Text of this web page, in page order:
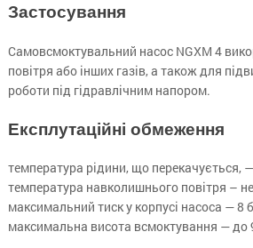
Застосування
Самовсмоктувальний насос NGXM 4
повітря або інших газів, а також для
роботи під гідравлічним напором.
Експлутаційні обмеження
температура рідини, що перекачується,
температура навколишнього повітря –
максимальний тиск у корпусі насоса — 8
максимальна висота всмоктування — до